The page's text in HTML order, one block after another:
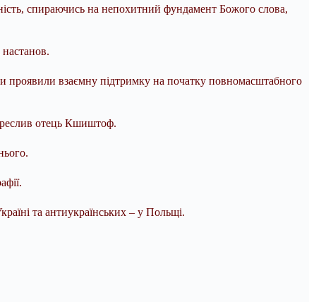
спираючись на непохитний фундамент Божого слова,
взаємну підтримку на початку повномасштабного
отець Кшиштоф.
та антиукраїнських – у Польщі.